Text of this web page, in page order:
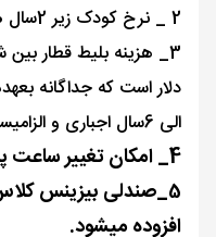
2 _ نرخ کودک زیر 2سال 190دلار میباشد.
الی 6سال اجباری و الزامیست .
4_ امکان تغییر ساعت پرواز در پکیج وجود دارد.
5
_
افزوده میشود.